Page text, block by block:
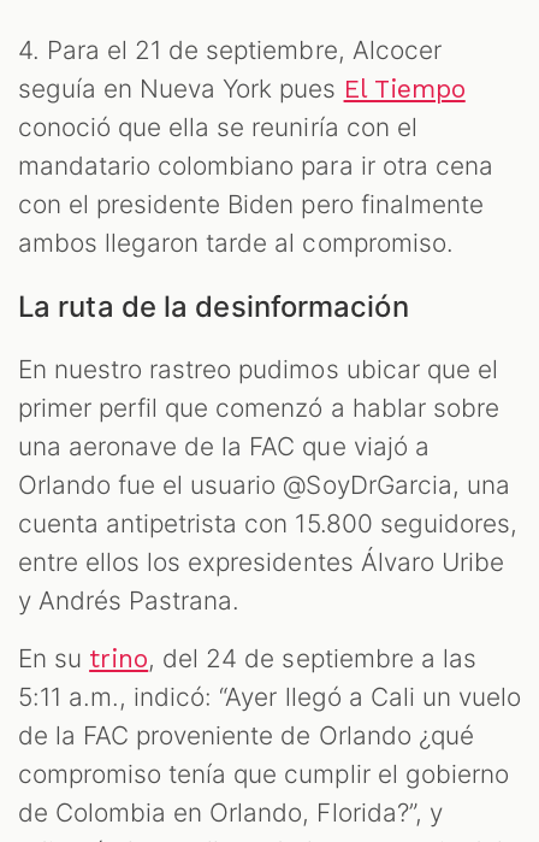
4. Para el 21 de septiembre, Alcocer
seguía en Nueva York pues El Tiempo
conoció que ella se reuniría con el
mandatario colombiano para ir otra cena
con el presidente Biden pero finalmente
ambos llegaron tarde al compromiso.
La ruta de la desinformación
En nuestro rastreo pudimos ubicar que el
primer perfil que comenzó a hablar sobre
una aeronave de la FAC que viajó a
Orlando fue el usuario @SoyDrGarcia, una
cuenta antipetrista con 15.800 seguidores,
entre ellos los expresidentes Álvaro Uribe
y Andrés Pastrana.
En su trino, del 24 de septiembre a las
5:11 a.m., indicó: “Ayer llegó a Cali un vuelo
de la FAC proveniente de Orlando ¿qué
compromiso tenía que cumplir el gobierno
de Colombia en Orlando, Florida?”, y